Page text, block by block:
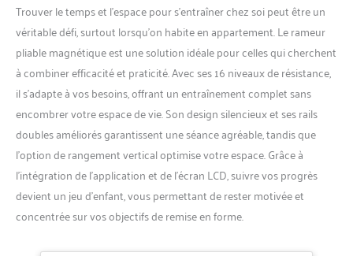
Trouver le temps et l’espace pour s’entraîner chez soi peut être un
véritable défi, surtout lorsqu’on habite en appartement. Le rameur
pliable magnétique est une solution idéale pour celles qui cherchent
à combiner efficacité et praticité. Avec ses 16 niveaux de résistance,
il s’adapte à vos besoins, offrant un entraînement complet sans
encombrer votre espace de vie. Son design silencieux et ses rails
doubles améliorés garantissent une séance agréable, tandis que
l’option de rangement vertical optimise votre espace. Grâce à
l’intégration de l’application et de l’écran LCD, suivre vos progrès
devient un jeu d’enfant, vous permettant de rester motivée et
concentrée sur vos objectifs de remise en forme.